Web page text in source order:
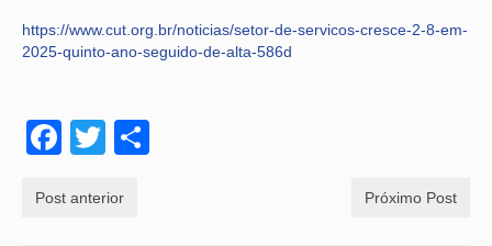
https://www.cut.org.br/noticias/setor-de-servicos-cresce-2-8-em-
2025-quinto-ano-seguido-de-alta-586d
Facebook
Twitter
Post anterior Próximo Post